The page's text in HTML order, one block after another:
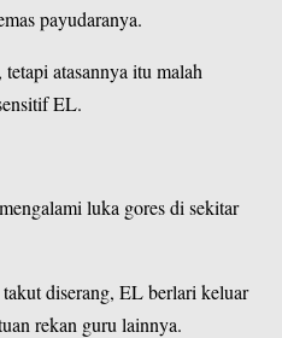
payudaranya.
atasannya itu malah
EL.
luka gores di sekitar
diserang, EL berlari keluar
rekan guru lainnya.